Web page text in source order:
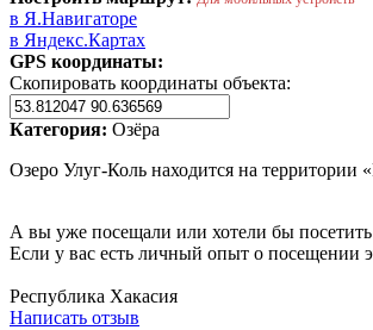
в Я.Навигаторе
в Яндекс.Картах
GPS координаты:
Скопировать координаты объекта:
Категория: Озёра
Озеро Улуг-Коль находится на территории
А вы уже посещали или хотели бы
Если у вас есть личный опыт о посещении
Республика Хакасия
Написать отзыв